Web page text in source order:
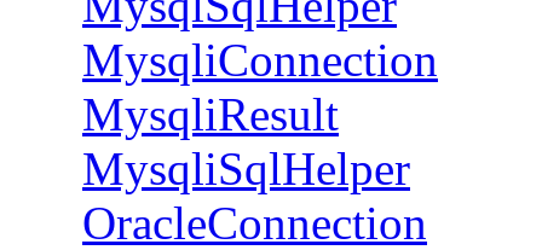
MysqliConnection
MysqliResult
MysqliSqlHelper
OracleConnection